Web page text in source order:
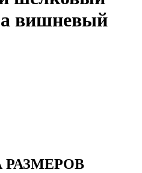
вишневый
РАЗМЕРОВ